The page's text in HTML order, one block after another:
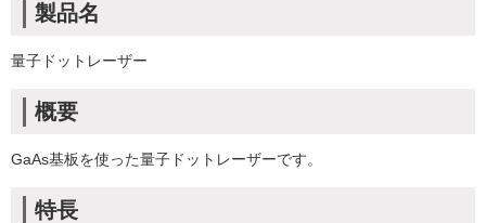
製品名
量子ドットレーザー
概要
GaAs基板を使った量子ドットレーザーです。
特長